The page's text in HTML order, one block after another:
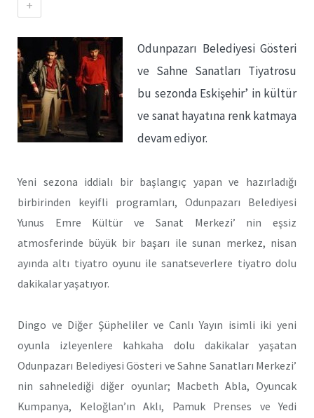
+
Odunpazarı Belediyesi Gösteri
ve Sahne Sanatları Tiyatrosu
bu sezonda Eskişehir’ in kültür
ve sanat hayatına renk katmaya
devam ediyor.
Yeni sezona iddialı bir başlangıç yapan ve hazırladığı
birbirinden keyifli programları, Odunpazarı Belediyesi
Yunus Emre Kültür ve Sanat Merkezi’ nin eşsiz
atmosferinde büyük bir başarı ile sunan merkez, nisan
ayında altı tiyatro oyunu ile sanatseverlere tiyatro dolu
dakikalar yaşatıyor.
Dingo ve Diğer Şüpheliler ve Canlı Yayın isimli iki yeni
oyunla izleyenlere kahkaha dolu dakikalar yaşatan
Odunpazarı Belediyesi Gösteri ve Sahne Sanatları Merkezi’
nin sahnelediği diğer oyunlar; Macbeth Abla, Oyuncak
Kumpanya, Keloğlan’ın Aklı, Pamuk Prenses ve Yedi